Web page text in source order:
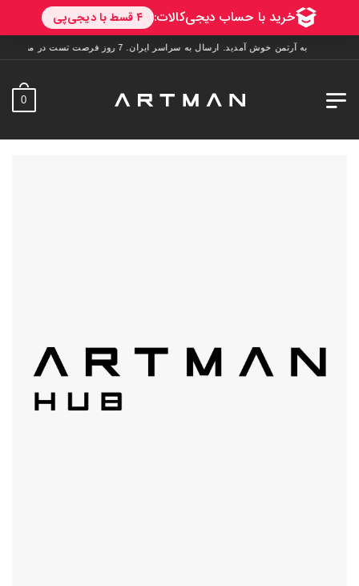
به آرتمن خوش آمدید. ارسال به سراسر ایران. 7 روز فرصت تست در منزل. 1 سال خدمات پس از فروش.
0